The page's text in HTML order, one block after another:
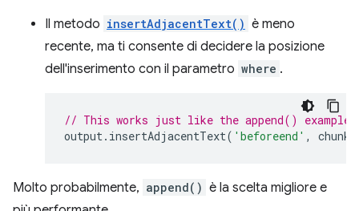
Il metodo insertAdjacentText() è meno
recente, ma ti consente di decidere la posizione
dell'inserimento con il parametro where .
// This works just like the append()
output. insertAdjacentText( 'beforeend' , chunk
Molto probabilmente, append() è la scelta migliore e